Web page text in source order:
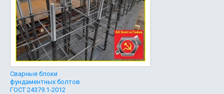
Сварные блоки
фундаментных болтов
ГОСТ 24379.1-2012